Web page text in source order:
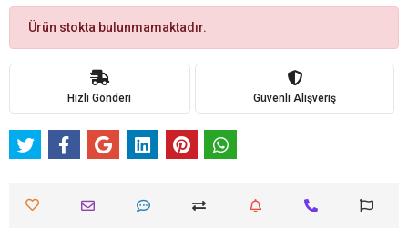
Ürün stokta bulunmamaktadır.
Hızlı Gönderi Güvenli Alışveriş